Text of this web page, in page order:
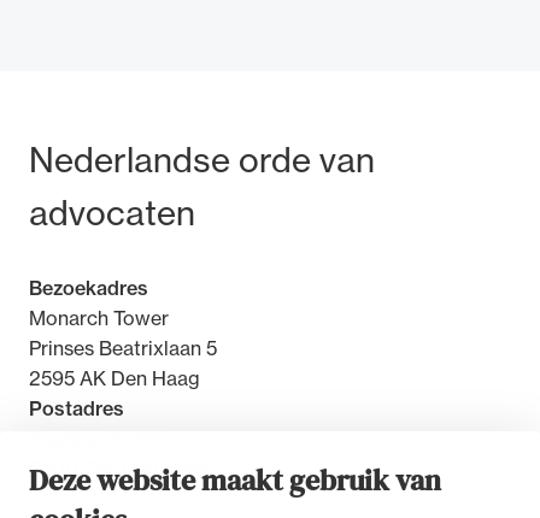
Deze website maakt gebruik van
Bezoek- en postadres
Nederlandse orde van
advocaten
Bezoekadres
Monarch Tower
Prinses Beatrixlaan 5
2595 AK Den Haag
Postadres
2500 GW Den Haag
beroepsuitoefening: van de advocatenpas tot
geheimhoudernummers.